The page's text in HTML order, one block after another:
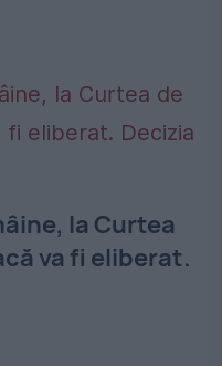
la Curtea
va fi eliberat.